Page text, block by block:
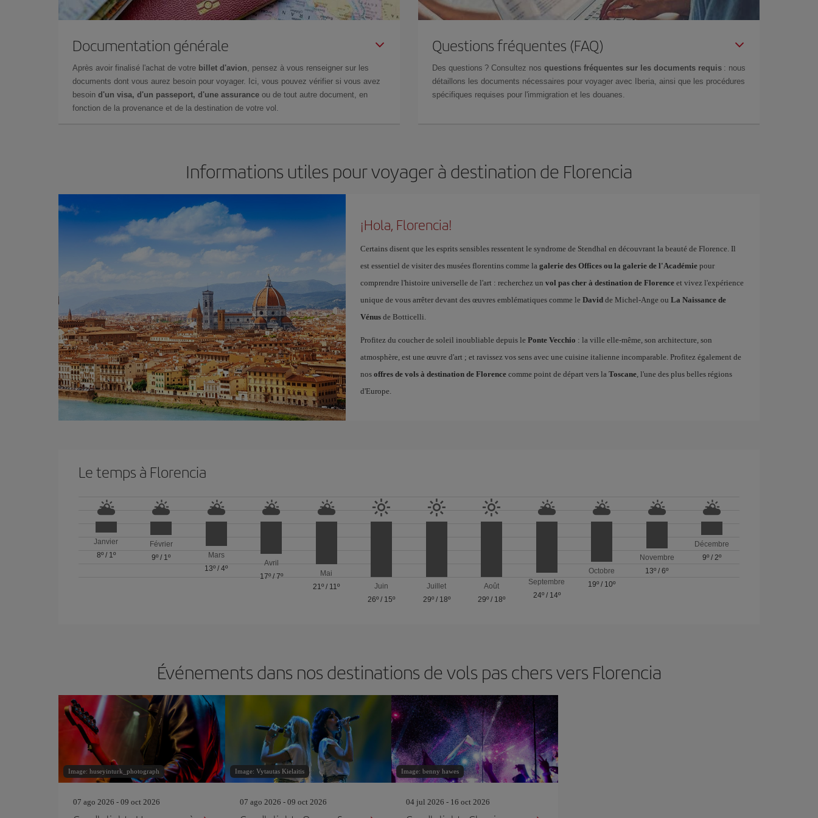
Documentation générale
Après avoir finalisé l'achat de votre billet d'avion, pensez à vous renseigner sur les
documents dont vous aurez besoin pour voyager. Ici, vous pouvez vérifier si vous avez
besoin d'un visa, d'un passeport, d'une assurance ou de tout autre document, en
fonction de la provenance et de la destination de votre vol.
Questions fréquentes (FAQ)
Des questions ? Consultez nos questions fréquentes sur les documents requis : nous
détaillons les documents nécessaires pour voyager avec Iberia, ainsi que les procédures
spécifiques requises pour l'immigration et les douanes.
Informations utiles pour voyager à destination de Florencia
¡Hola, Florencia!
Certains disent que les esprits sensibles ressentent le syndrome de Stendhal en découvrant la beauté de Florence. Il
est essentiel de visiter des musées florentins comme la galerie des Offices ou la galerie de l'Académiepour
comprendre l'histoire universelle de l'art : recherchez un vol pas cher à destination de Florenceet vivez l'expérience
unique de vous arrêter devant des œuvres emblématiques comme le Davidde Michel-Ange ou La Naissance de
Vénusde Botticelli.
Profitez du coucher de soleil inoubliable depuis le Ponte Vecchio : la ville elle-même, son architecture, son
atmosphère, est une œuvre d'art ; et ravissez vos sens avec une cuisine italienne incomparable. Profitez également de
nos offres de vols à destination de Florencecomme point de départ vers la Toscane, l'une des plus belles régions
d'Europe.
Le temps à Florencia
Janvier
8º/ 1º
Février
9º / 1º
Mars
13º /4º
Avril
17º/ 7º
Mai
21º / 11º
Juin
26º / 15º
Juillet
29º/ 18º
Août
29º / 18º
Septembre
24º/ 14º
Octobre
19º / 10º
Novembre
13º /6º
Décembre
9º /2º
Événements dans nos destinations de vols pas chers vers Florencia
Image: huseyinturk_photograph
07 ago 2026 - 09 oct 2026
Image: Vytautas Kielaitis
07 ago 2026 - 09 oct 2026
Image: benny hawes
04 jul 2026 - 16 oct 2026